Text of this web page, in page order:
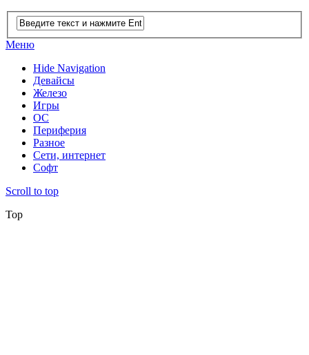
Меню
Hide Navigation
Девайсы
Железо
Игры
ОС
Периферия
Разное
Сети, интернет
Софт
Scroll to top
Top